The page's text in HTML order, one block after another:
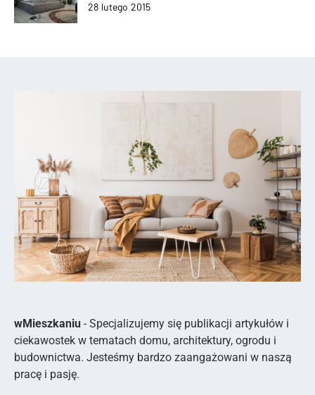
28 lutego 2015
wMieszkaniu - Specjalizujemy się publikacji artykułów i
ciekawostek w tematach domu, architektury, ogrodu i
budownictwa. Jesteśmy bardzo zaangażowani w naszą
pracę i pasję.